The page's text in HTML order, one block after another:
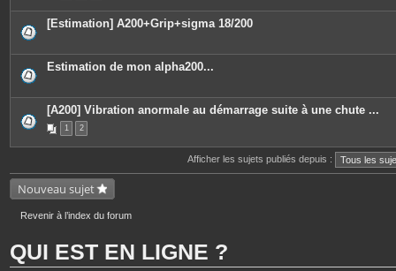
i
n
[Estimation] A200+Grip+sigma 18/200
Estimation de mon alpha200...
[A200] Vibration anormale au démarrage suite à une chute ...
1 2
Afficher les sujets publiés depuis :
Nouveau sujet
Revenir à l’index du forum
QUI EST EN LIGNE ?